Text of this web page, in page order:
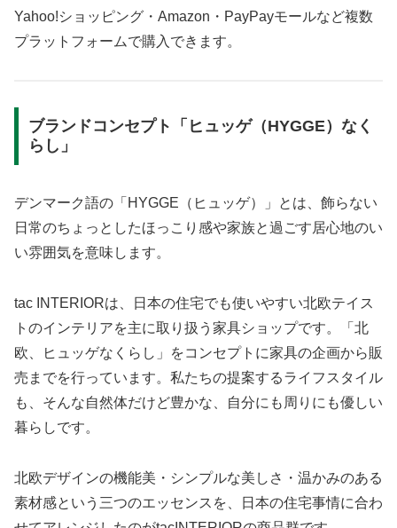
Yahoo!ショッピング・Amazon・PayPayモールなど複数
プラットフォームで購入できます。
ブランドコンセプト「ヒュッゲ（HYGGE）なく
らし」
デンマーク語の「HYGGE（ヒュッゲ）」とは、飾らない
日常のちょっとしたほっこり感や家族と過ごす居心地のい
い雰囲気を意味します。
tac INTERIORは、日本の住宅でも使いやすい北欧テイス
トのインテリアを主に取り扱う家具ショップです。「北
欧、ヒュッゲなくらし」をコンセプトに家具の企画から販
売までを行っています。私たちの提案するライフスタイル
も、そんな自然体だけど豊かな、自分にも周りにも優しい
暮らしです。
北欧デザインの機能美・シンプルな美しさ・温かみのある
素材感という三つのエッセンスを、日本の住宅事情に合わ